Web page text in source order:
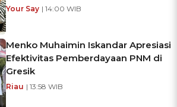
Your Say | 14:00 WIB
Menko Muhaimin Iskandar Apresiasi
Efektivitas Pemberdayaan PNM di
Gresik
Riau | 13:58 WIB